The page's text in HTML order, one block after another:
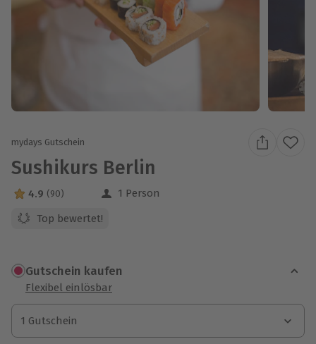
mydays Gutschein
Sushikurs Berlin
4.9 Sterne von 5 aus 90 Bewertungen
4.9 (90)
1 Person
Top bewertet!
Gutschein kaufen
Flexibel einlösbar
1 Gutschein
1 Gutschein
1 Gutschein